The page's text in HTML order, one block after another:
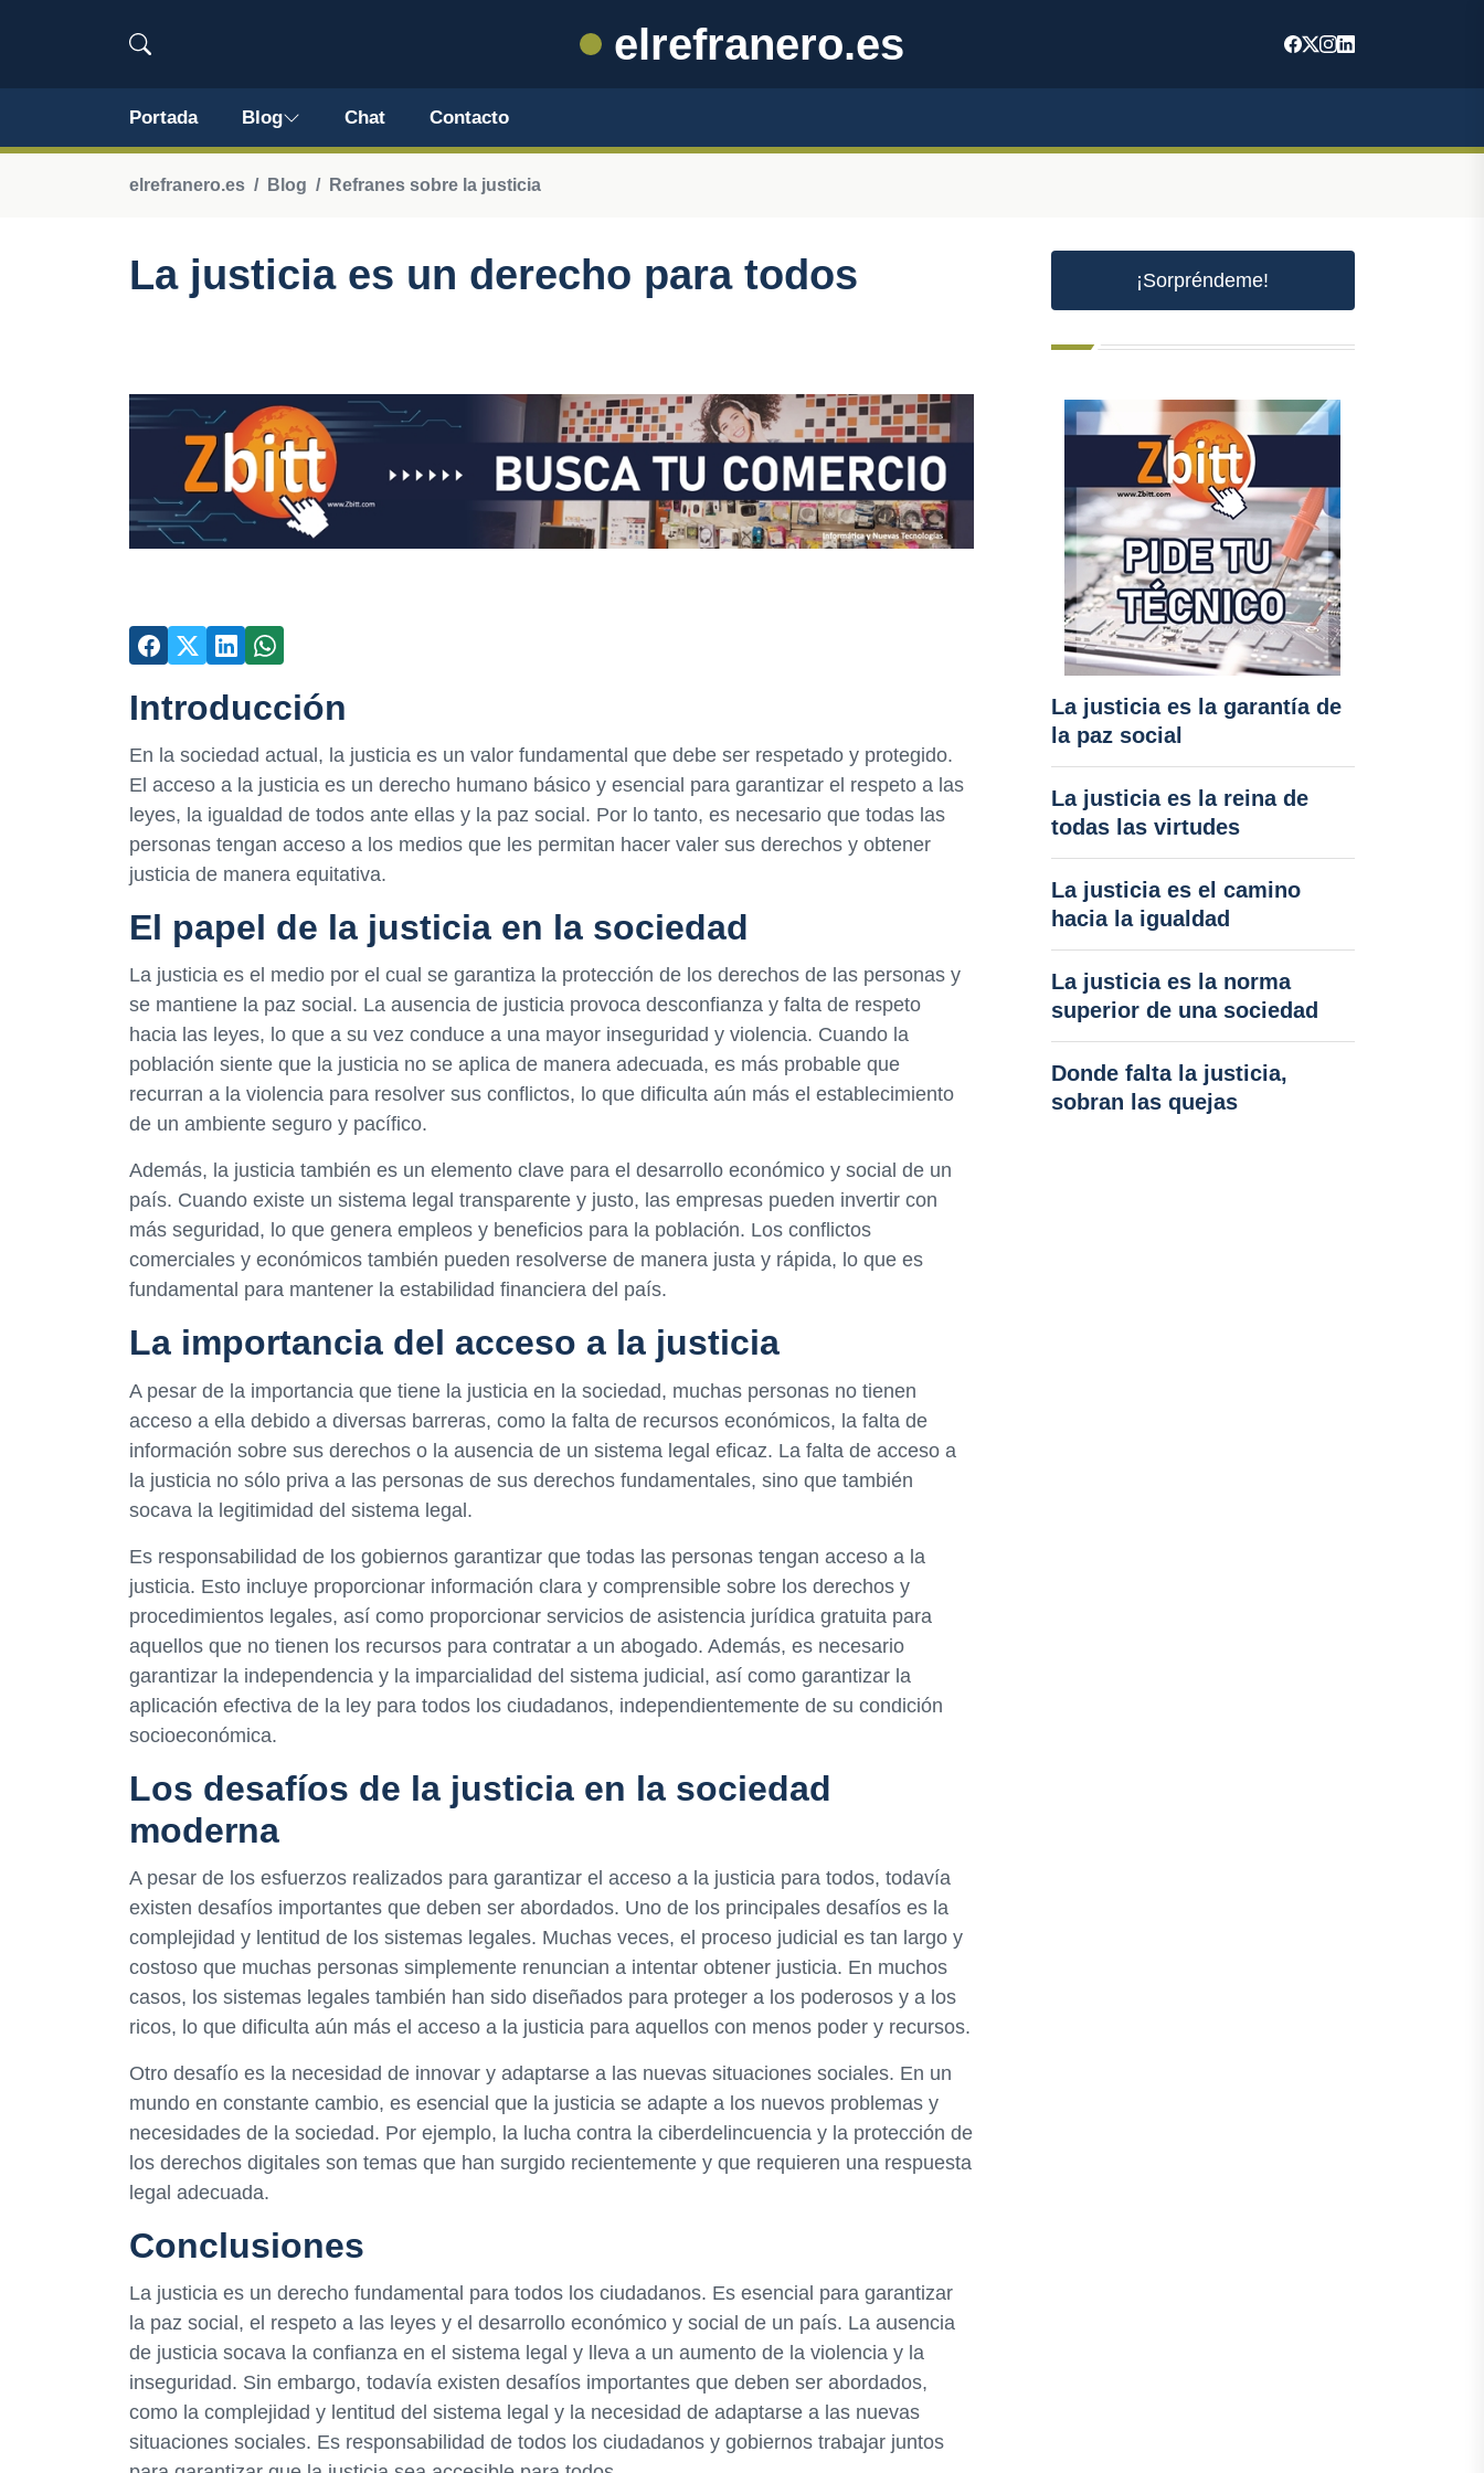
elrefranero.es
Portada Blog Chat Contacto
elrefranero.es Blog Refranes sobre la justicia
La justicia es un derecho para todos
Introducción
En la sociedad actual, la justicia es un valor fundamental que debe ser respetado y protegido.
El acceso a la justicia es un derecho humano básico y esencial para garantizar el respeto a las
leyes, la igualdad de todos ante ellas y la paz social. Por lo tanto, es necesario que todas las
personas tengan acceso a los medios que les permitan hacer valer sus derechos y obtener
justicia de manera equitativa.
El papel de la justicia en la sociedad
La justicia es el medio por el cual se garantiza la protección de los derechos de las personas y
se mantiene la paz social. La ausencia de justicia provoca desconfianza y falta de respeto
hacia las leyes, lo que a su vez conduce a una mayor inseguridad y violencia. Cuando la
población siente que la justicia no se aplica de manera adecuada, es más probable que
recurran a la violencia para resolver sus conflictos, lo que dificulta aún más el establecimiento
de un ambiente seguro y pacífico.
Además, la justicia también es un elemento clave para el desarrollo económico y social de un
país. Cuando existe un sistema legal transparente y justo, las empresas pueden invertir con
más seguridad, lo que genera empleos y beneficios para la población. Los conflictos
comerciales y económicos también pueden resolverse de manera justa y rápida, lo que es
fundamental para mantener la estabilidad financiera del país.
La importancia del acceso a la justicia
A pesar de la importancia que tiene la justicia en la sociedad, muchas personas no tienen
acceso a ella debido a diversas barreras, como la falta de recursos económicos, la falta de
información sobre sus derechos o la ausencia de un sistema legal eficaz. La falta de acceso a
la justicia no sólo priva a las personas de sus derechos fundamentales, sino que también
socava la legitimidad del sistema legal.
Es responsabilidad de los gobiernos garantizar que todas las personas tengan acceso a la
justicia. Esto incluye proporcionar información clara y comprensible sobre los derechos y
procedimientos legales, así como proporcionar servicios de asistencia jurídica gratuita para
aquellos que no tienen los recursos para contratar a un abogado. Además, es necesario
garantizar la independencia y la imparcialidad del sistema judicial, así como garantizar la
aplicación efectiva de la ley para todos los ciudadanos, independientemente de su condición
socioeconómica.
Los desafíos de la justicia en la sociedad
moderna
A pesar de los esfuerzos realizados para garantizar el acceso a la justicia para todos, todavía
existen desafíos importantes que deben ser abordados. Uno de los principales desafíos es la
complejidad y lentitud de los sistemas legales. Muchas veces, el proceso judicial es tan largo y
costoso que muchas personas simplemente renuncian a intentar obtener justicia. En muchos
casos, los sistemas legales también han sido diseñados para proteger a los poderosos y a los
ricos, lo que dificulta aún más el acceso a la justicia para aquellos con menos poder y recursos.
Otro desafío es la necesidad de innovar y adaptarse a las nuevas situaciones sociales. En un
mundo en constante cambio, es esencial que la justicia se adapte a los nuevos problemas y
necesidades de la sociedad. Por ejemplo, la lucha contra la ciberdelincuencia y la protección de
los derechos digitales son temas que han surgido recientemente y que requieren una respuesta
legal adecuada.
Conclusiones
La justicia es un derecho fundamental para todos los ciudadanos. Es esencial para garantizar
la paz social, el respeto a las leyes y el desarrollo económico y social de un país. La ausencia
de justicia socava la confianza en el sistema legal y lleva a un aumento de la violencia y la
inseguridad. Sin embargo, todavía existen desafíos importantes que deben ser abordados,
como la complejidad y lentitud del sistema legal y la necesidad de adaptarse a las nuevas
situaciones sociales. Es responsabilidad de todos los ciudadanos y gobiernos trabajar juntos
¡Sorpréndeme!
La justicia es la garantía de
la paz social
La justicia es la reina de
todas las virtudes
La justicia es el camino
hacia la igualdad
La justicia es la norma
superior de una sociedad
Donde falta la justicia,
sobran las quejas